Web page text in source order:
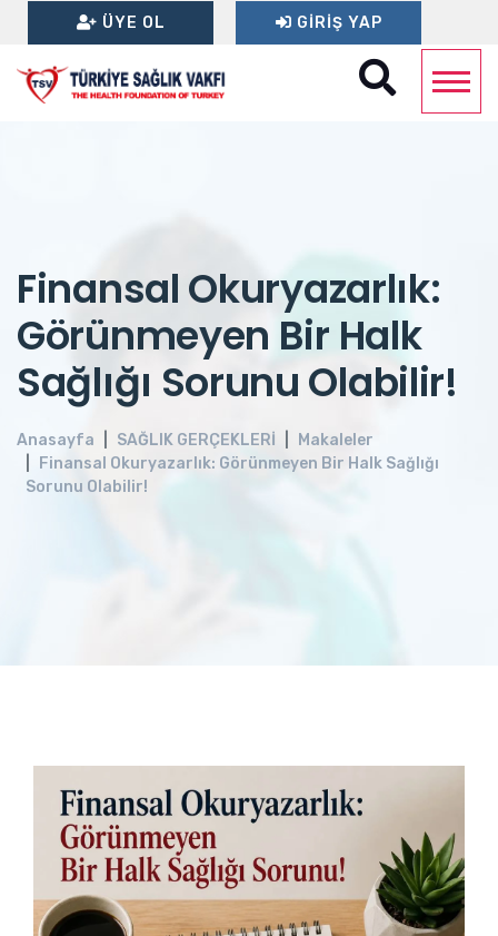
ÜYE OL GIRIŞ YAP
Finansal Okuryazarlık:
Görünmeyen Bir Halk
Sağlığı Sorunu Olabilir!
Anasayfa SAĞLIK GERÇEKLERİ
Makaleler
Finansal Okuryazarlık: Görünmeyen Bir Halk Sağlığı
Sorunu Olabilir!